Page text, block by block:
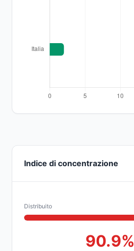
Indice di concentrazione
Distribuito
90.9%